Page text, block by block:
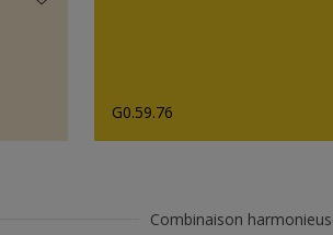
G0.59.76
Combinaison